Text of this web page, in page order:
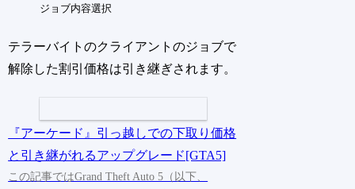
ジョブ内容選択
テラーバイトのクライアントのジョブで
解除した割引価格は引き継ぎされます。
『アーケード』引っ越しでの下取り価格
と引き継がれるアップグレード[GTA5]
この記事ではGrand Theft Auto 5（以下、